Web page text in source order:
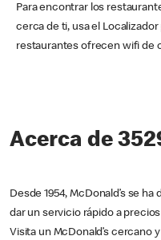
Para encontrar los
cerca de ti, usa el
restaurantes ofrecen wifi de
Acerca de
Desde 1954, McDonald’s se
dar un servicio rápido a
Visita un McDonald’s cercano